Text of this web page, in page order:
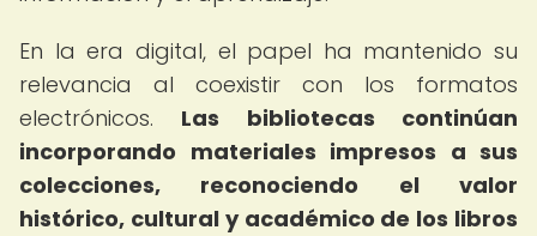
En la era digital, el papel ha mantenido su
relevancia al coexistir con los formatos
electrónicos. Las bibliotecas continúan
incorporando materiales impresos a sus
colecciones, reconociendo el valor
histórico, cultural y académico de los libros